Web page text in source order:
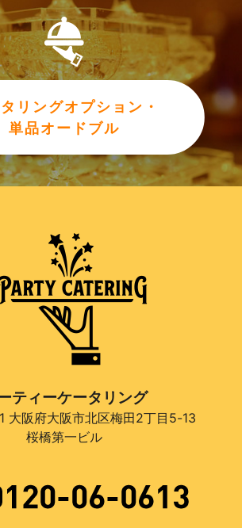
リングオプション・
単品オードブル
ティーケータリング
大阪府大阪市北区梅田2丁目5-13
桜橋第一ビル